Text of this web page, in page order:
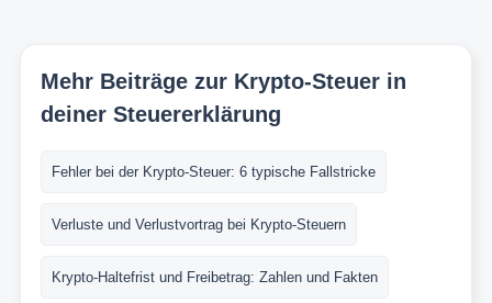
Mehr Beiträge zur Krypto-Steuer in
deiner Steuererklärung
Fehler bei der Krypto-Steuer: 6 typische Fallstricke
Verluste und Verlustvortrag bei Krypto-Steuern
Krypto-Haltefrist und Freibetrag: Zahlen und Fakten